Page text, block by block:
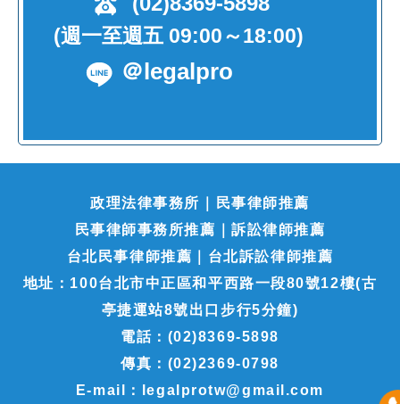
(週一至週五 09:00～18:00)
＠legalpro
政理法律事務所｜民事律師推薦
民事律師事務所推薦｜訴訟律師推薦
台北民事律師推薦｜台北訴訟律師推薦
地址：100台北市中正區和平西路一段80號12樓(古
亭捷運站8號出口步行5分鐘)
電話：(02)8369-5898
傳真：(02)2369-0798
E-mail：legalprotw@gmail.com